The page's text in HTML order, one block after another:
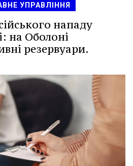
УПРАВЛІННЯ
нападу
на Оболоні
резервуари.